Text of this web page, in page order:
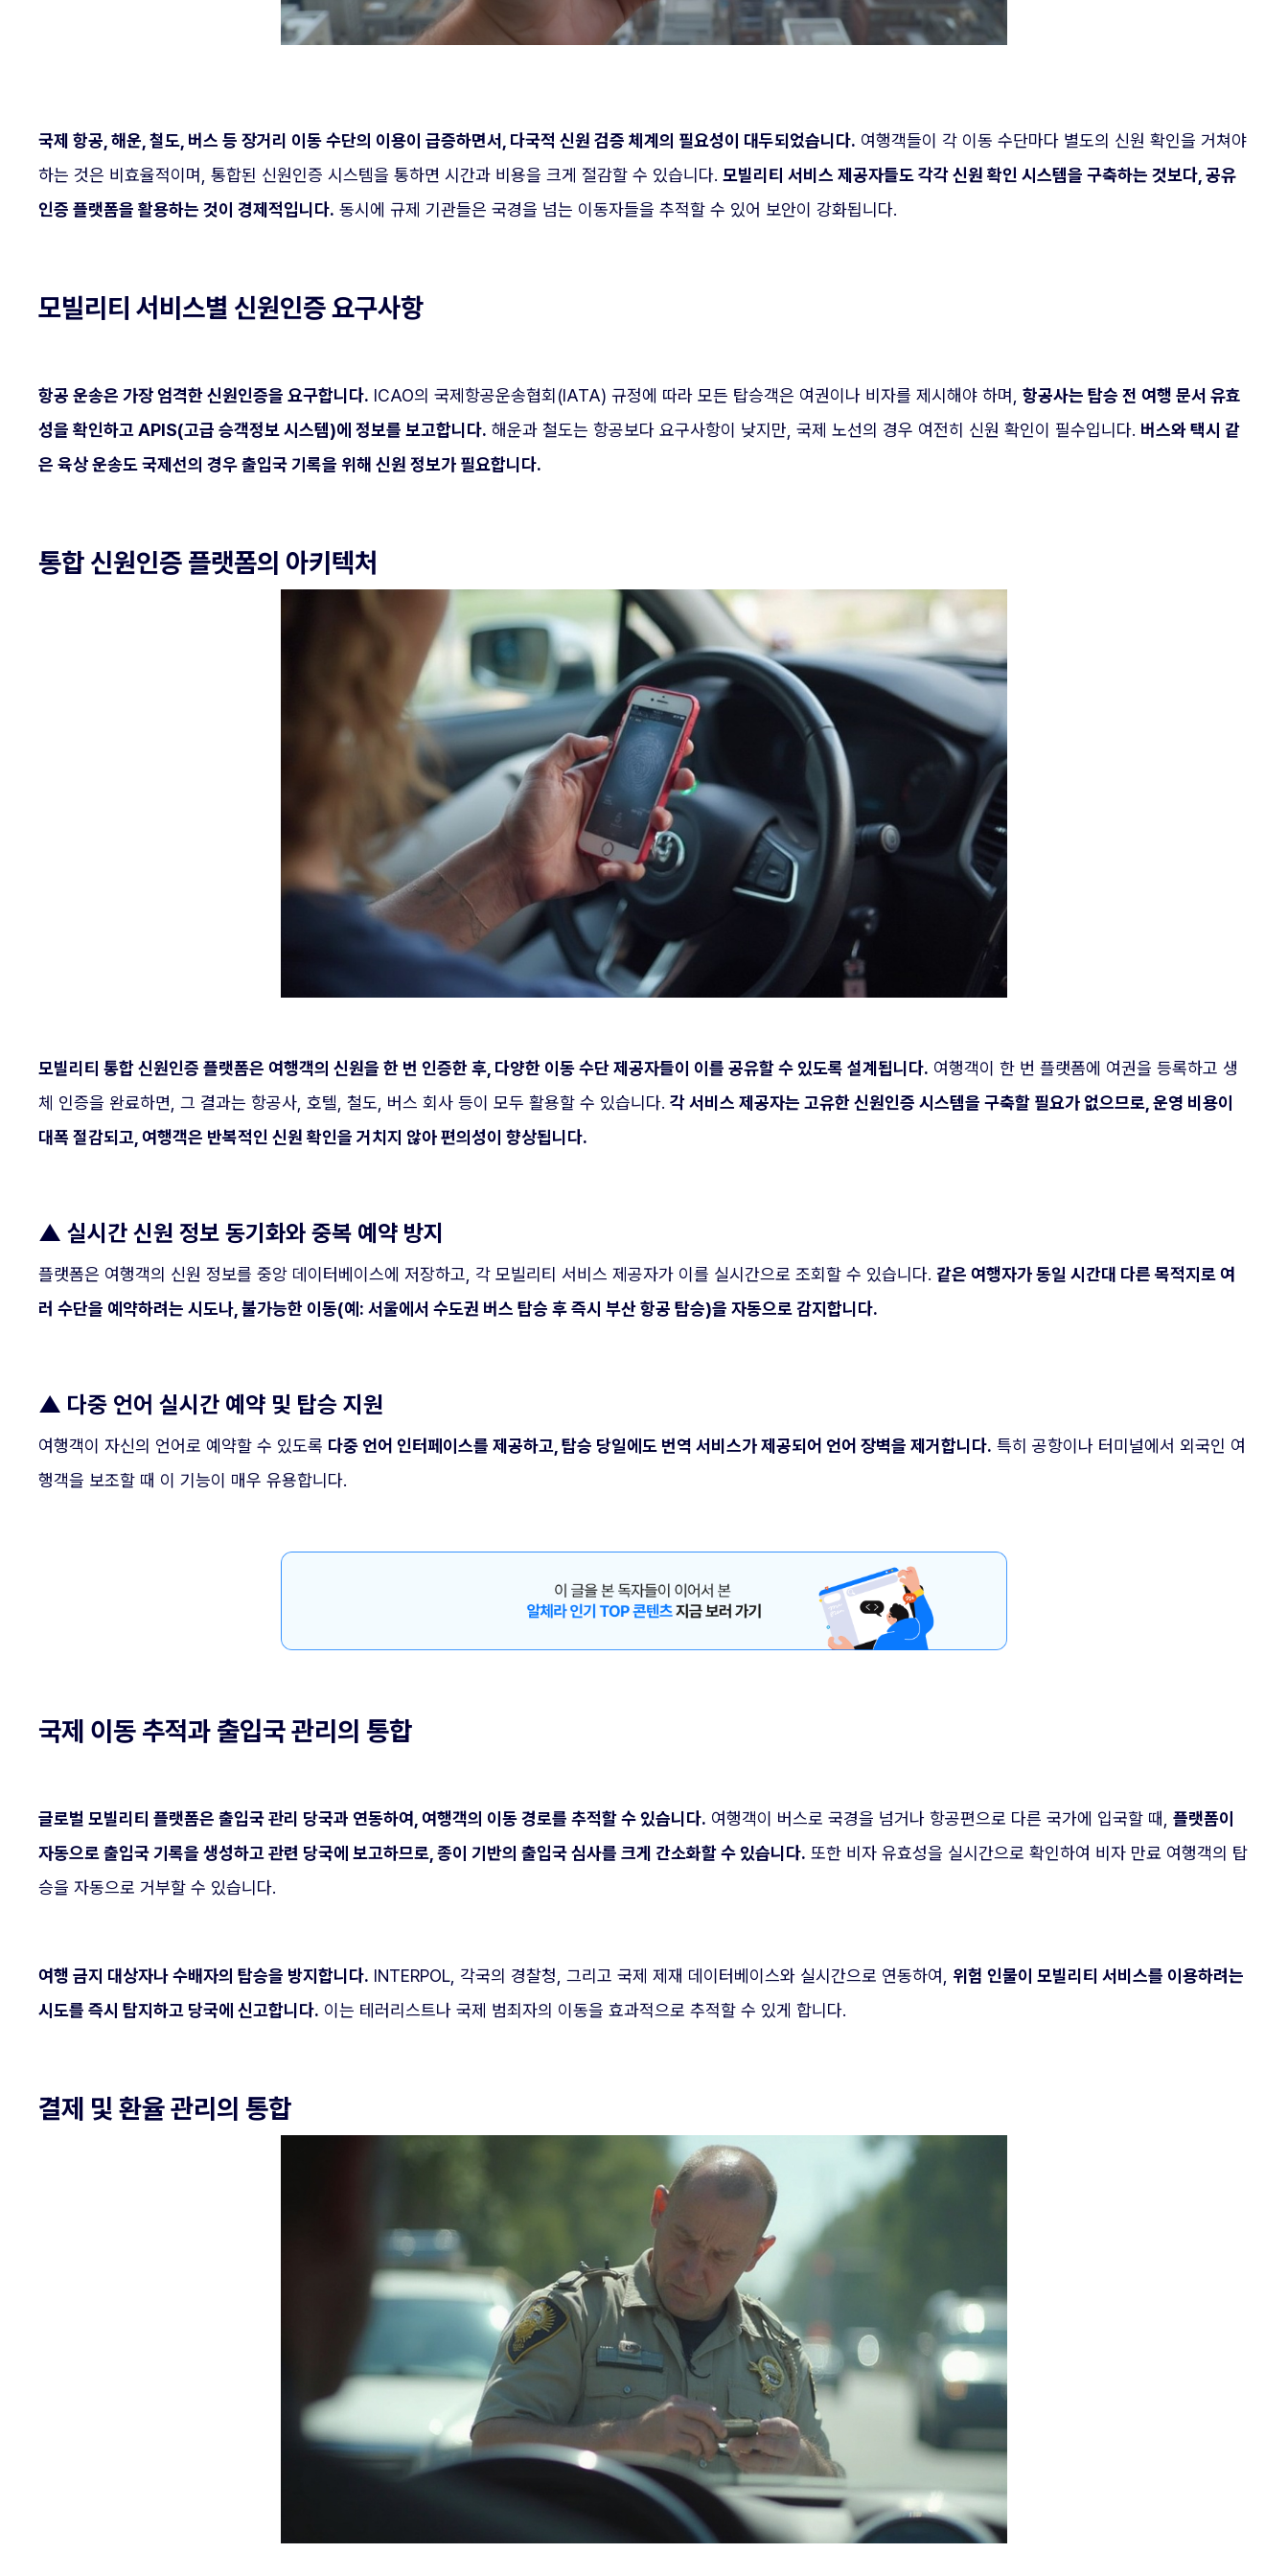
국제 항공, 해운, 철도, 버스 등 장거리 이동 수단의 이용이 급증하면서, 다국적 신원 검증 체계의 필요성이 대두되었습니다. 여행객들이 각 이동 수단마다 별도의 신원 확인을 거쳐야
하는 것은 비효율적이며, 통합된 신원인증 시스템을 통하면 시간과 비용을 크게 절감할 수 있습니다. 모빌리티 서비스 제공자들도 각각 신원 확인 시스템을 구축하는 것보다, 공유
인증 플랫폼을 활용하는 것이 경제적입니다. 동시에 규제 기관들은 국경을 넘는 이동자들을 추적할 수 있어 보안이 강화됩니다.
모빌리티 서비스별 신원인증 요구사항
항공 운송은 가장 엄격한 신원인증을 요구합니다. ICAO의 국제항공운송협회(IATA) 규정에 따라 모든 탑승객은 여권이나 비자를 제시해야 하며, 항공사는 탑승 전 여행 문서 유효
성을 확인하고 APIS(고급 승객정보 시스템)에 정보를 보고합니다. 해운과 철도는 항공보다 요구사항이 낮지만, 국제 노선의 경우 여전히 신원 확인이 필수입니다. 버스와 택시 같
은 육상 운송도 국제선의 경우 출입국 기록을 위해 신원 정보가 필요합니다.
통합 신원인증 플랫폼의 아키텍처
모빌리티 통합 신원인증 플랫폼은 여행객의 신원을 한 번 인증한 후, 다양한 이동 수단 제공자들이 이를 공유할 수 있도록 설계됩니다. 여행객이 한 번 플랫폼에 여권을 등록하고 생
체 인증을 완료하면, 그 결과는 항공사, 호텔, 철도, 버스 회사 등이 모두 활용할 수 있습니다. 각 서비스 제공자는 고유한 신원인증 시스템을 구축할 필요가 없으므로, 운영 비용이
대폭 절감되고, 여행객은 반복적인 신원 확인을 거치지 않아 편의성이 향상됩니다.
▲ 실시간 신원 정보 동기화와 중복 예약 방지
플랫폼은 여행객의 신원 정보를 중앙 데이터베이스에 저장하고, 각 모빌리티 서비스 제공자가 이를 실시간으로 조회할 수 있습니다. 같은 여행자가 동일 시간대 다른 목적지로 여
러 수단을 예약하려는 시도나, 불가능한 이동(예: 서울에서 수도권 버스 탑승 후 즉시 부산 항공 탑승)을 자동으로 감지합니다.
▲ 다중 언어 실시간 예약 및 탑승 지원
여행객이 자신의 언어로 예약할 수 있도록 다중 언어 인터페이스를 제공하고, 탑승 당일에도 번역 서비스가 제공되어 언어 장벽을 제거합니다. 특히 공항이나 터미널에서 외국인 여
행객을 보조할 때 이 기능이 매우 유용합니다.
국제 이동 추적과 출입국 관리의 통합
글로벌 모빌리티 플랫폼은 출입국 관리 당국과 연동하여, 여행객의 이동 경로를 추적할 수 있습니다. 여행객이 버스로 국경을 넘거나 항공편으로 다른 국가에 입국할 때, 플랫폼이
자동으로 출입국 기록을 생성하고 관련 당국에 보고하므로, 종이 기반의 출입국 심사를 크게 간소화할 수 있습니다. 또한 비자 유효성을 실시간으로 확인하여 비자 만료 여행객의 탑
승을 자동으로 거부할 수 있습니다.
여행 금지 대상자나 수배자의 탑승을 방지합니다. INTERPOL, 각국의 경찰청, 그리고 국제 제재 데이터베이스와 실시간으로 연동하여, 위험 인물이 모빌리티 서비스를 이용하려는
시도를 즉시 탐지하고 당국에 신고합니다. 이는 테러리스트나 국제 범죄자의 이동을 효과적으로 추적할 수 있게 합니다.
결제 및 환율 관리의 통합